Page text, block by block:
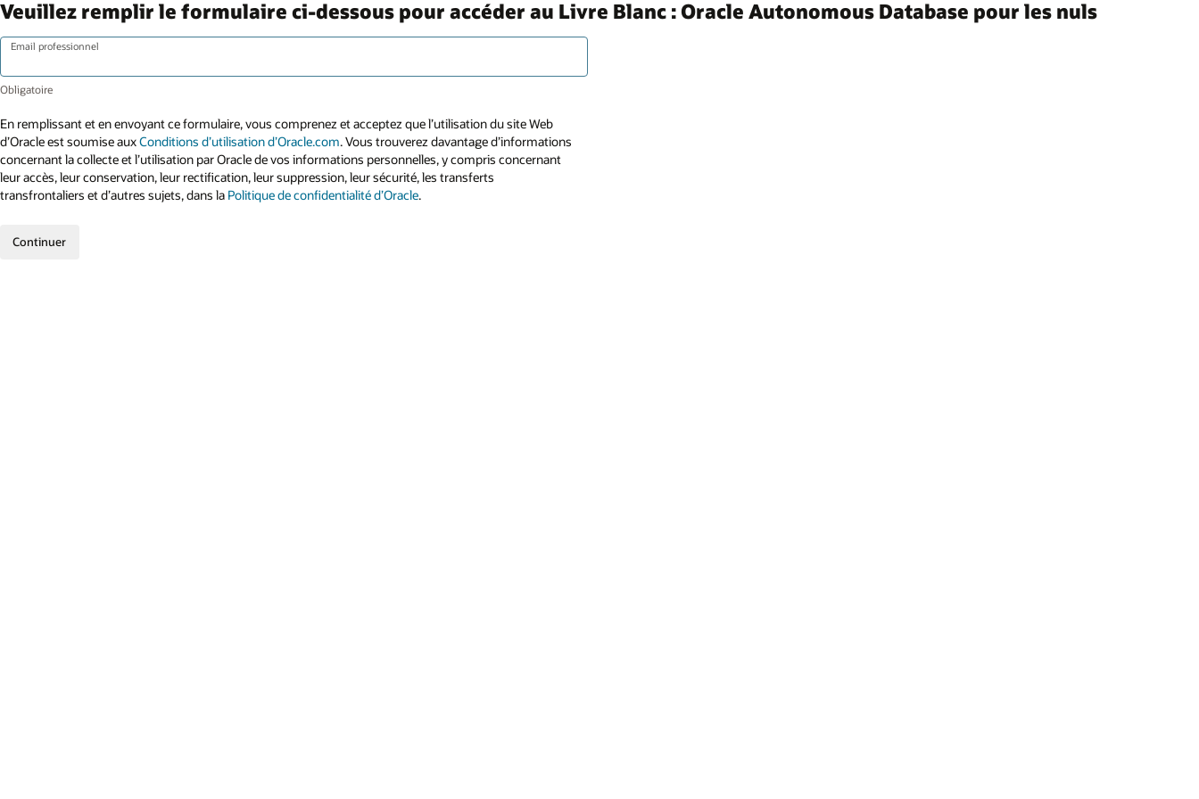
Veuillez remplir le formulaire ci-dessous pour accéder au Livre Blanc : Oracle Autonomous Database pour les nuls
Email professionnel
En remplissant et en envoyant ce formulaire, vous comprenez et acceptez que l’utilisation du site Web
d’Oracle est soumise auxConditions d’utilisation d’Oracle.com. Vous trouverez davantage d’informations
concernant la collecte et l’utilisation par Oracle de vos informations personnelles, y compris concernant
leur accès, leur conservation, leur rectification, leur suppression, leur sécurité, les transferts
transfrontaliers et d’autres sujets, dans la Politique de confidentialité d’Oracle.
Continuer